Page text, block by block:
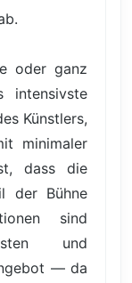
oder ganz
intensivste
Künstlers,
minimaler
dass die
der Bühne
sind
und
— da